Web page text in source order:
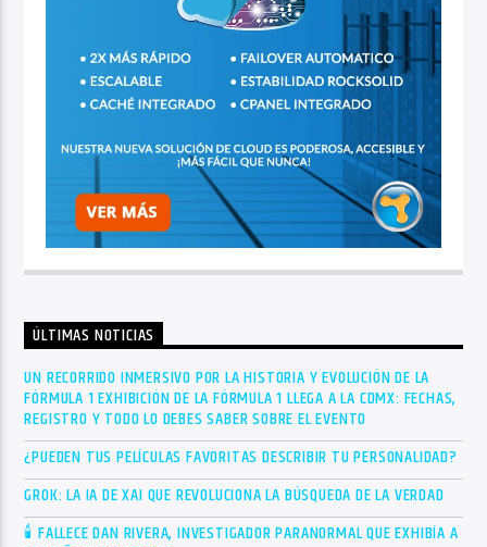
ÚLTIMAS NOTICIAS
UN RECORRIDO INMERSIVO POR LA HISTORIA Y EVOLUCIÓN DE LA
FÓRMULA 1 EXHIBICIÓN DE LA FÓRMULA 1 LLEGA A LA CDMX: FECHAS,
REGISTRO Y TODO LO DEBES SABER SOBRE EL EVENTO
¿PUEDEN TUS PELÍCULAS FAVORITAS DESCRIBIR TU PERSONALIDAD?
GROK: LA IA DE XAI QUE REVOLUCIONA LA BÚSQUEDA DE LA VERDAD
🕯 FALLECE DAN RIVERA, INVESTIGADOR PARANORMAL QUE EXHIBÍA A